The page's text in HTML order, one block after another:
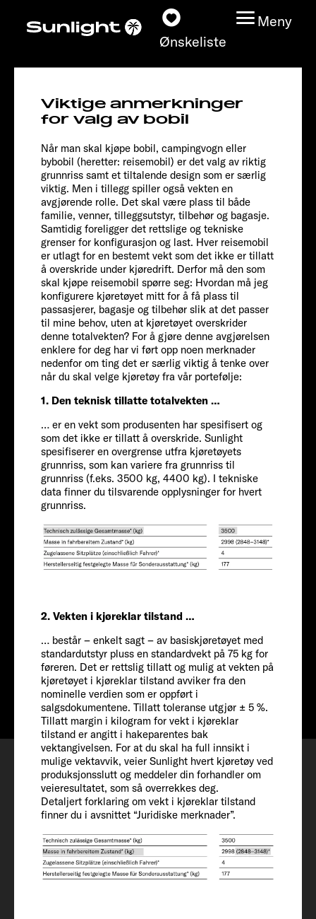
Ønskeliste
Meny
Modeller
Konfigurator
Finn din Sunlight
Finn forhandler
Oppdage
Service
Viktige anmerkninger
for valg av bobil
Når man skal kjøpe bobil, campingvogn eller
bybobil (heretter: reisemobil) er det valg av riktig
grunnriss samt et tiltalende design som er særlig
viktig. Men i tillegg spiller også vekten en
avgjørende rolle. Det skal være plass til både
familie, venner, tilleggsutstyr, tilbehør og bagasje.
Samtidig foreligger det rettslige og tekniske
grenser for konfigurasjon og last. Hver reisemobil
er utlagt for en bestemt vekt som det ikke er tillatt
å overskride under kjøredrift. Derfor må den som
skal kjøpe reisemobil spørre seg: Hvordan må jeg
konfigurere kjøretøyet mitt for å få plass til
passasjerer, bagasje og tilbehør slik at det passer
til mine behov, uten at kjøretøyet overskrider
denne totalvekten? For å gjøre denne avgjørelsen
enklere for deg har vi ført opp noen merknader
nedenfor om ting det er særlig viktig å tenke over
når du skal velge kjøretøy fra vår portefølje:
1. Den teknisk tillatte totalvekten …
… er en vekt som produsenten har spesifisert og
som det ikke er tillatt å overskride. Sunlight
spesifiserer en overgrense utfra kjøretøyets
grunnriss, som kan variere fra grunnriss til
grunnriss (f.eks. 3500 kg, 4400 kg). I tekniske
data finner du tilsvarende opplysninger for hvert
grunnriss.
2. Vekten i kjøreklar tilstand …
… består – enkelt sagt – av basiskjøretøyet med
standardutstyr pluss en standardvekt på 75 kg for
føreren. Det er rettslig tillatt og mulig at vekten på
kjøretøyet i kjøreklar tilstand avviker fra den
nominelle verdien som er oppført i
salgsdokumentene. Tillatt toleranse utgjør ± 5 %.
Tillatt margin i kilogram for vekt i kjøreklar
tilstand er angitt i hakeparentes bak
vektangivelsen. For at du skal ha full innsikt i
mulige vektavvik, veier Sunlight hvert kjøretøy ved
produksjonsslutt og meddeler din forhandler om
veieresultatet, som så overrekkes deg.
Detaljert forklaring om vekt i kjøreklar tilstand
finner du i avsnittet “Juridiske merknader”.
A 68Root
Chassis
FIAT
Pris fra
Fra 983.000 kr.Info
Passasjerer
Størrelse
661 CM
Konfigurer
Visningsavtale
Ønskeliste